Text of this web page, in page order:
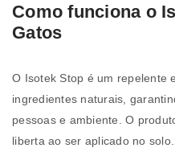
Como funciona o
Gatos
O Isotek Stop é um repelente
ingredientes naturais,
pessoas e ambiente. O
liberta ao ser aplicado no